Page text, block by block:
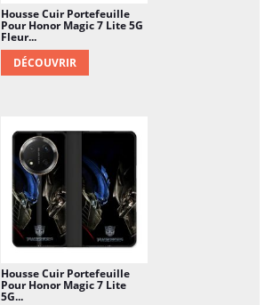
Housse Cuir Portefeuille
Pour Honor Magic 7 Lite 5G
Fleur...
DÉCOUVRIR
Housse Cuir Portefeuille
Pour Honor Magic 7 Lite
5G...